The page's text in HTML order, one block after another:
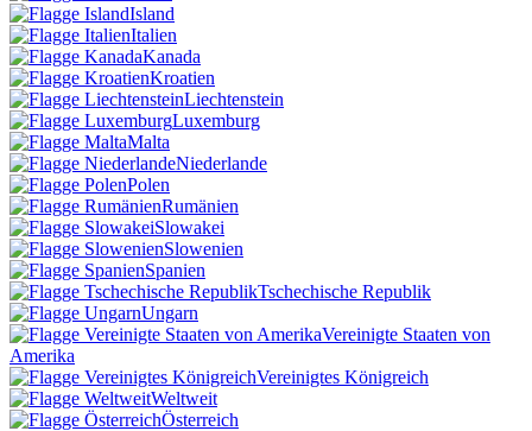
Island
Italien
Kanada
Kroatien
Liechtenstein
Luxemburg
Malta
Niederlande
Polen
Rumänien
Slowakei
Slowenien
Spanien
Tschechische Republik
Ungarn
Vereinigte Staaten von
Amerika
Vereinigtes Königreich
Weltweit
Österreich